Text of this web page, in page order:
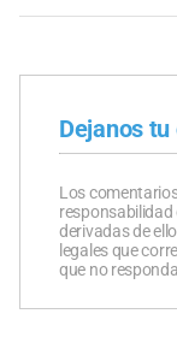
Dejanos
Los
responsabilidad
derivadas de
legales que
que no